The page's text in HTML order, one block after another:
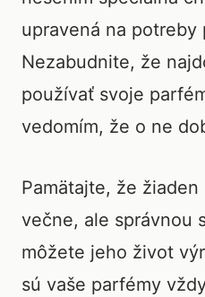
upravená na potreby
Nezabudnite, že
používať svoje
vedomím, že o ne
Pamätajte, že
večne, ale správnou
môžete jeho život
sú vaše parfémy